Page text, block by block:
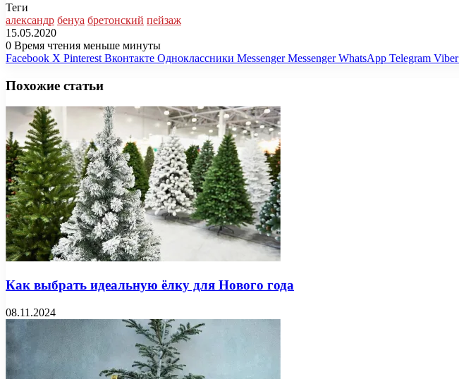
Теги
александр бенуа бретонский пейзаж
15.05.2020
0 Время чтения меньше минуты
Facebook X Pinterest Вконтакте Одноклассники Messenger Messenger WhatsApp Telegram Viber
Похожие статьи
Как выбрать идеальную ёлку для Нового года
08.11.2024